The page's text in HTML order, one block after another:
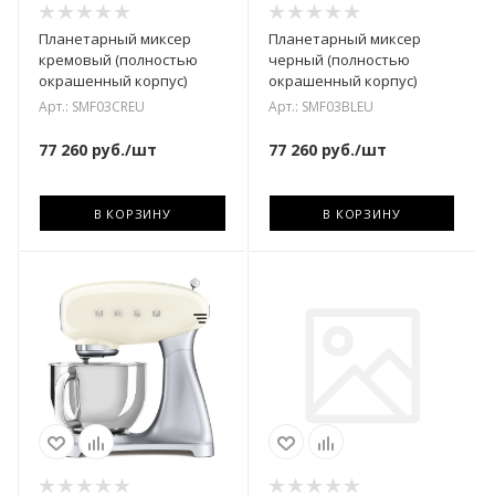
Планетарный миксер
кремовый (полностью
окрашенный корпус)
Арт.: SMF03CREU
77 260 руб./шт
В КОРЗИНУ
Планетарный миксер
черный (полностью
окрашенный корпус)
Арт.: SMF03BLEU
77 260руб./шт
В КОРЗИНУ